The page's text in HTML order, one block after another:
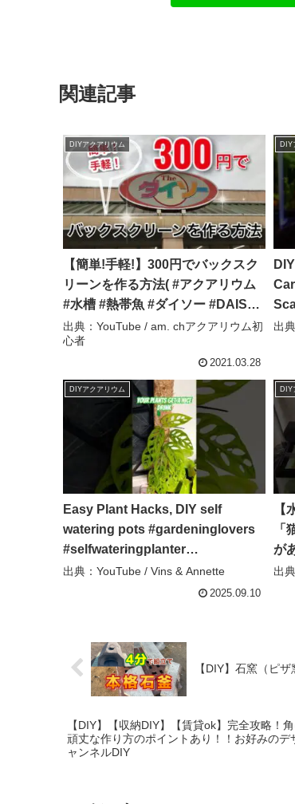
関連記事
DIYアクアリウム
【簡単!手軽!】300円でバックスク
リーンを作る方法( #アクアリウム
#水槽 #熱帯魚 #ダイソー #DAISO
#百均 ) – am. chアクアリウム初心
者
出典：YouTube / am. chアクアリウム初
心者
2021.03.28
DIY
DIY
出
DIYアクアリウム
Easy Plant Hacks, DIY self
watering pots #gardeninglovers
#selfwateringplanter
#diygardening – Vins & Annette
出典：YouTube / Vins & Annette
2025.09.10
DIY
【
「
が
出
【DIY】石窯（ピ
【DIY】【収納DIY】【賃貸ok】完全攻略！
頑丈な作り方のポイントあり！！お好みの
ャンネルDIY